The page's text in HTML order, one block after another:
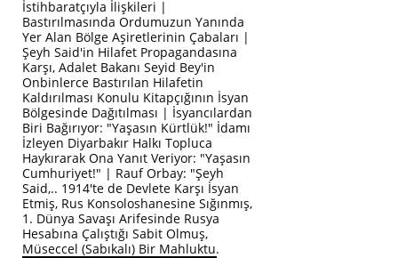
İstihbaratçıyla İlişkileri |
Bastırılmasında Ordumuzun Yanında
Yer Alan Bölge Aşiretlerinin Çabaları |
Şeyh Said'in Hilafet Propagandasına
Karşı, Adalet Bakanı Seyid Bey'in
Onbinlerce Bastırılan Hilafetin
Kaldırılması Konulu Kitapçığının İsyan
Bölgesinde Dağıtılması | İsyancılardan
Biri Bağırıyor: "Yaşasın Kürtlük!" İdamı
İzleyen Diyarbakır Halkı Topluca
Haykırarak Ona Yanıt Veriyor: "Yaşasın
Cumhuriyet!" | Rauf Orbay: "Şeyh
Said,.. 1914'te de Devlete Karşı İsyan
Etmiş, Rus Konsoloshanesine Sığınmış,
1. Dünya Savaşı Arifesinde Rusya
Hesabına Çalıştığı Sabit Olmuş,
Müseccel (Sabıkalı) Bir Mahluktu.